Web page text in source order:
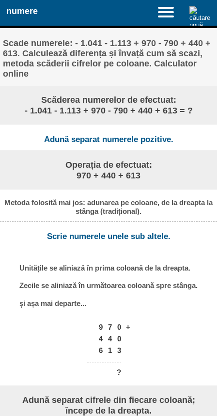
numere
Scade numerele: - 1.041 - 1.113 + 970 - 790 + 440 +
613. Calculează diferența și învață cum să scazi,
metoda scăderii cifrelor pe coloane. Calculator
online
Scăderea numerelor de efectuat:
- 1.041 - 1.113 + 970 - 790 + 440 + 613 = ?
Adună separat numerele pozitive.
Operația de efectuat:
970 + 440 + 613
Metoda folosită mai jos: adunarea pe coloane, de la dreapta la
stânga (tradițional).
Scrie numerele unele sub altele.
Unitățile se aliniază în prima coloană de la dreapta.
Zecile se aliniază în următoarea coloană spre stânga.
și așa mai departe...
9 7 0
+
4
4
0
6
1 3
?
Adună separat cifrele din fiecare coloană;
începe de la dreapta.